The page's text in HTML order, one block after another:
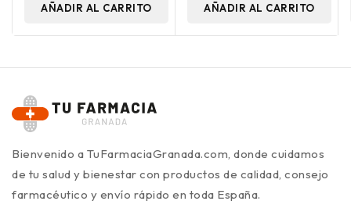
AÑADIR AL CARRITO AÑADIR AL CARRITO
Bienvenido a TuFarmaciaGranada.com, donde cuidamos
de tu salud y bienestar con productos de calidad, consejo
farmacéutico y envío rápido en toda España.